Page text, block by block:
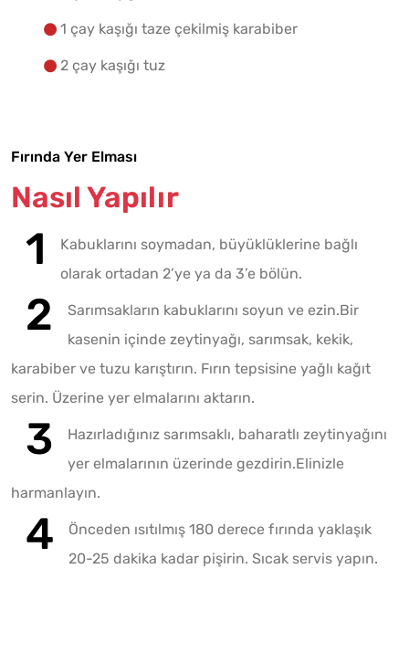
1 çay kaşığı taze çekilmiş karabiber
2 çay kaşığı tuz
Fırında Yer Elması
Nasıl Yapılır
Kabuklarını soymadan, büyüklüklerine bağlı
olarak ortadan 2’ye ya da 3’e bölün.
Sarımsakların kabuklarını soyun ve ezin.Bir
kasenin içinde zeytinyağı, sarımsak, kekik,
karabiber ve tuzu karıştırın. Fırın tepsisine yağlı kağıt
serin. Üzerine yer elmalarını aktarın.
Hazırladığınız sarımsaklı, baharatlı zeytinyağını
yer elmalarının üzerinde gezdirin.Elinizle
harmanlayın.
Önceden ısıtılmış 180 derece fırında yaklaşık
20-25 dakika kadar pişirin. Sıcak servis yapın.